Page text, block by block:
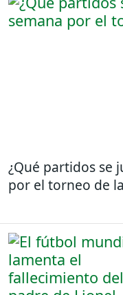
¿Qué partidos se
por el torneo de